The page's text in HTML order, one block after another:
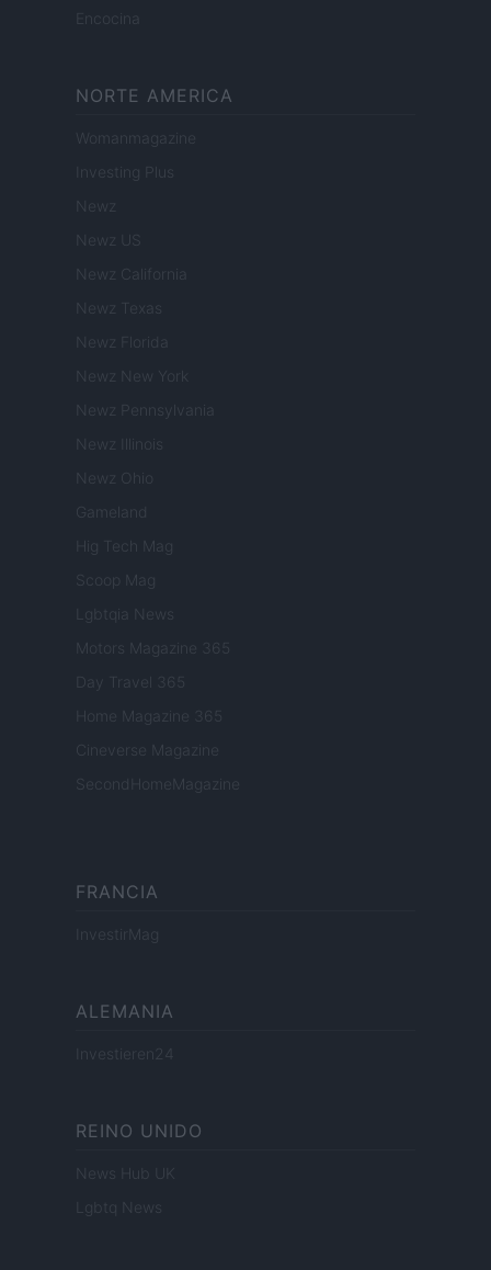
Encocina
NORTE AMERICA
Womanmagazine
Investing Plus
Newz
Newz US
Newz California
Newz Texas
Newz Florida
Newz New York
Newz Pennsylvania
Newz Illinois
Newz Ohio
Gameland
Hig Tech Mag
Scoop Mag
Lgbtqia News
Motors Magazine 365
Day Travel 365
Home Magazine 365
Cineverse Magazine
SecondHomeMagazine
FRANCIA
InvestirMag
ALEMANIA
Investieren24
REINO UNIDO
News Hub UK
Lgbtq News